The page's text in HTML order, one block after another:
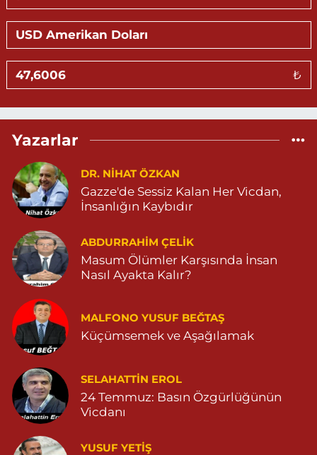
0 (530) 326 46 12
Gündüz Eczanesi
BAHÇEBAŞI MAHALLESİ SELAHADDİN EYYÜBİ CADDE NO:39 B
04823812323
Aksoy Eczanesi
KAPLAN MAH. MARDİN CAD. NO:21 A 04825030197
0 (482) 503 01 97 Yol Tarifi Al
GÜNDOĞAN MAHALLESİ STAD CADDESİ NO:36 A 05380544155
0 (538) 054 41 55 Yol Tarifi Al
Huzur Eczanesi
GÜL MAHALLESİ VATAN CADDE NO:4A 04825912517
0 (482) 591 25 17 Yol Tarifi Al
Dara Eczanesi
NUR MAHALLESİ VALİ OZAN CADDESİ DIŞ KAPI NO:122G
DEVLET HASTANESİ KARŞISI (DİYARBAKIR YOLU CEPHESİ)
04822125304
0 (482) 212 53 04 Yol Tarifi Al
₺
Yazarlar
DR. NIHAT ÖZKAN
Gazze'de Sessiz Kalan Her Vicdan,
İnsanlığın Kaybıdır
ABDURRAHIM ÇELİK
Masum Ölümler Karşısında İnsan
Nasıl Ayakta Kalır?
MALFONO YUSUF BEĞTAŞ
Küçümsemek ve Aşağılamak
SELAHATTIN EROL
24 Temmuz: Basın Özgürlüğünün
Vicdanı
YUSUF YETİŞ